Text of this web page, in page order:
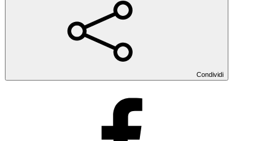
Condividi